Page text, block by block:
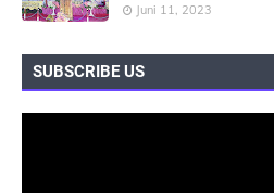
Juni 11, 2023
SUBSCRIBE US